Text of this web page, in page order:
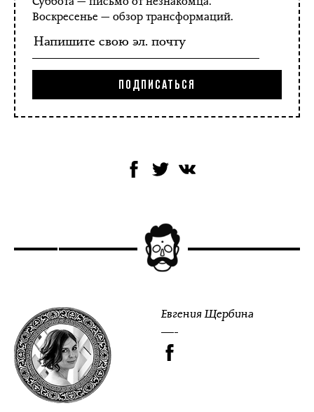
Воскресенье — обзор трансформаций.
Евгения Щербина